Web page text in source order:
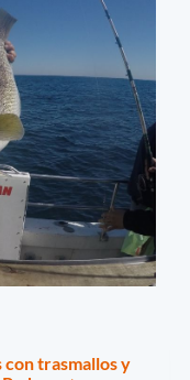
con trasmallos y